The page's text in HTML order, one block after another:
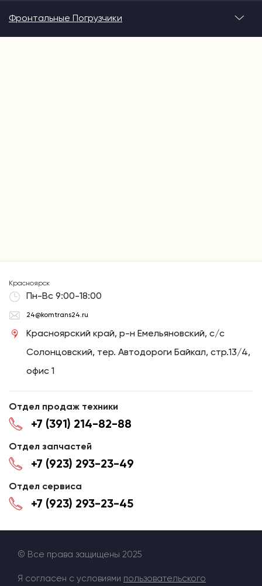
Фронтальные Погрузчики
Красноярск
Пн-Вс 9:00-18:00
24@komtrans24.ru
Красноярский край, р-н Емельяновский, с/с
Солонцовский, тер. Автодороги Байкал, стр.13/4,
офис 1
Отдел продаж техники
+7 (391) 214-82-88
Отдел запчастей
+7 (923) 293-23-49
Отдел сервиса
+7 (923) 293-23-45
© Все права защищены 2025
Я согласен с условиями пользовательского